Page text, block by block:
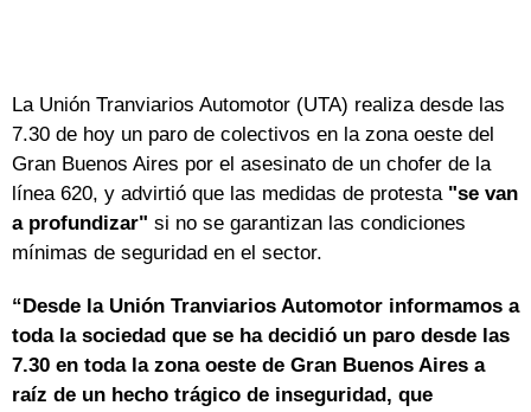
La Unión Tranviarios Automotor (UTA) realiza desde las
7.30 de hoy un paro de colectivos en la zona oeste del
Gran Buenos Aires por el asesinato de un chofer de la
línea 620, y advirtió que las medidas de protesta "se van
a profundizar" si no se garantizan las condiciones
mínimas de seguridad en el sector.
“Desde la Unión Tranviarios Automotor informamos a
toda la sociedad que se ha decidió un paro desde las
7.30 en toda la zona oeste de Gran Buenos Aires a
raíz de un hecho trágico de inseguridad, que